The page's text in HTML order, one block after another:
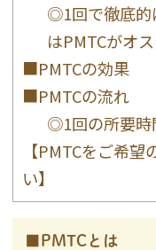
◎1回で徹底的
はPMTCがオ
■PMTCの効果
■PMTCの流れ
◎1回の所要時
【PMTCをご希
い】
■PMTCとは